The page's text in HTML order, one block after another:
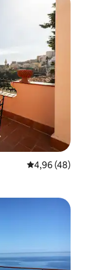
gosti”
Prosječna
4,96 (48)